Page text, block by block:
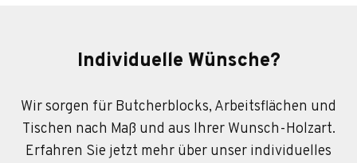
Individuelle Wünsche?
Wir sorgen für Butcherblocks, Arbeitsflächen und
Tischen nach Maß und aus Ihrer Wunsch-Holzart.
Erfahren Sie jetzt mehr über unser individuelles